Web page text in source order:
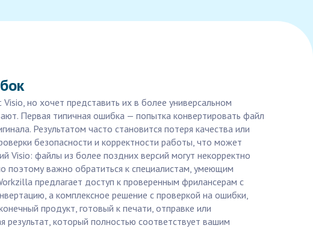
но хочет представить их в более универсальном
Первая типичная ошибка — попытка конвертировать файл
Результатом часто становится потеря качества или
безопасности и корректности работы, что может
Visio: файлы из более поздних версий могут некорректно
поэтому важно обратиться к специалистам, умеющим
предлагает доступ к проверенным фрилансерам с
а комплексное решение с проверкой на ошибки,
продукт, готовый к печати, отправке или
результат, который полностью соответствует вашим